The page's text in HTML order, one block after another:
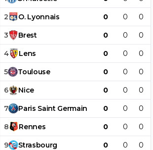
2 O. Lyonnais 0 0 0
3 Brest 0 0 0
4 Lens 0 0 0
5 Toulouse 0 0 0
6 Nice 0 0 0
7 Paris Saint Germain 0 0 0
8 Rennes 0 0 0
9 Strasbourg 0 0 0